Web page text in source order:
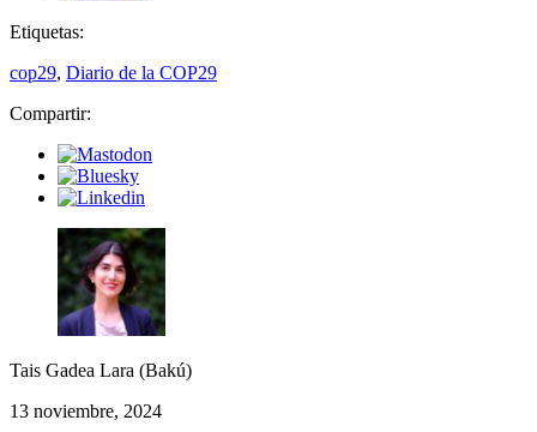
Etiquetas:
cop29, Diario de la COP29
Compartir:
Tais Gadea Lara (Bakú)
13 noviembre, 2024